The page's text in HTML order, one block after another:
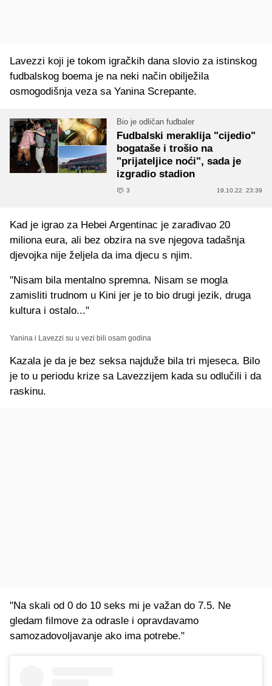
Lavezzi koji je tokom igračkih dana slovio za istinskog
fudbalskog boema je na neki način obilježila
osmogodišnja veza sa Yanina Screpante.
Bio je odličan fudbaler
Fudbalski meraklija "cijedio"
bogataše i trošio na
"prijateljice noći", sada je
izgradio stadion
3 19.10.22. 23:39
Kad je igrao za Hebei Argentinac je zarađivao 20
miliona eura, ali bez obzira na sve njegova tadašnja
djevojka nije željela da ima djecu s njim.
"Nisam bila mentalno spremna. Nisam se mogla
zamisliti trudnom u Kini jer je to bio drugi jezik, druga
kultura i ostalo..."
Yanina i Lavezzi su u vezi bili osam godina
Kazala je da je bez seksa najduže bila tri mjeseca. Bilo
je to u periodu krize sa Lavezzijem kada su odlučili i da
raskinu.
"Na skali od 0 do 10 seks mi je važan do 7.5. Ne
gledam filmove za odrasle i opravdavamo
samozadovoljavanje ako ima potrebe."